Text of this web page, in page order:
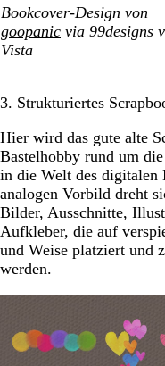
Bookcover-Design von
goopanic via 99designs
Vista
3. Strukturiertes
Hier wird das gute alte
Bastelhobby rund um
in die Welt des digitalen
analogen Vorbild dreht
Bilder, Ausschnitte,
Aufkleber, die auf
und Weise platziert und
werden.